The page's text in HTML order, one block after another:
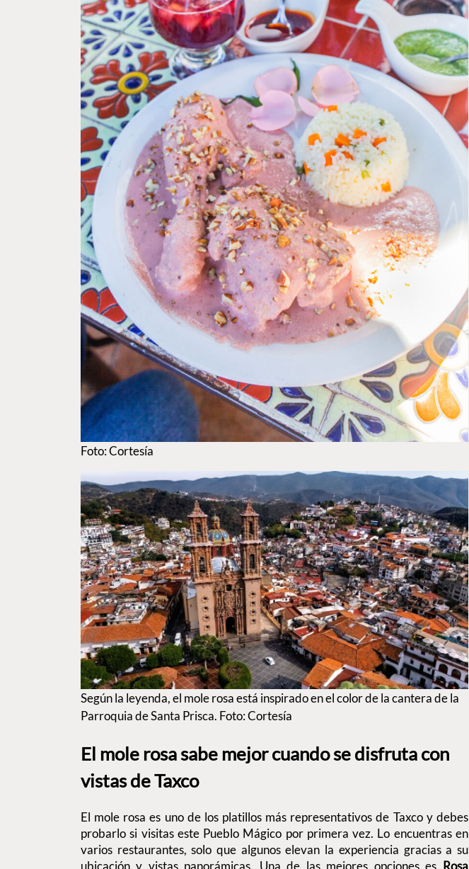
Foto: Cortesía
Según la leyenda, el mole rosa está inspirado en el color de la cantera de la
Parroquia de Santa Prisca. Foto: Cortesía
El mole rosa sabe mejor cuando se disfruta con
vistas de Taxco
El mole rosa es uno de los platillos más representativos de Taxco y debes
probarlo si visitas este Pueblo Mágico por primera vez. Lo encuentras en
varios restaurantes, solo que algunos elevan la experiencia gracias a su
ubicación y vistas panorámicas. Una de las mejores opciones es Rosa